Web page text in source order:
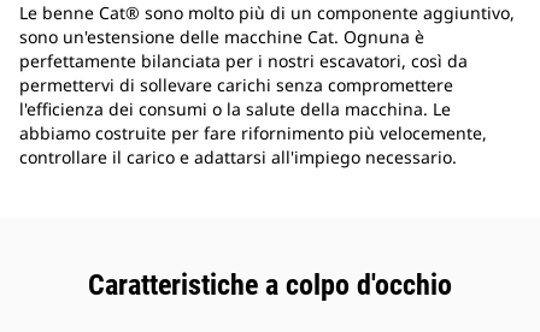
Le benne Cat® sono molto più di un componente aggiuntivo,
sono un'estensione delle macchine Cat. Ognuna è
perfettamente bilanciata per i nostri escavatori, così da
permettervi di sollevare carichi senza compromettere
l'efficienza dei consumi o la salute della macchina. Le
abbiamo costruite per fare rifornimento più velocemente,
controllare il carico e adattarsi all'impiego necessario.
Caratteristiche a colpo d'occhio